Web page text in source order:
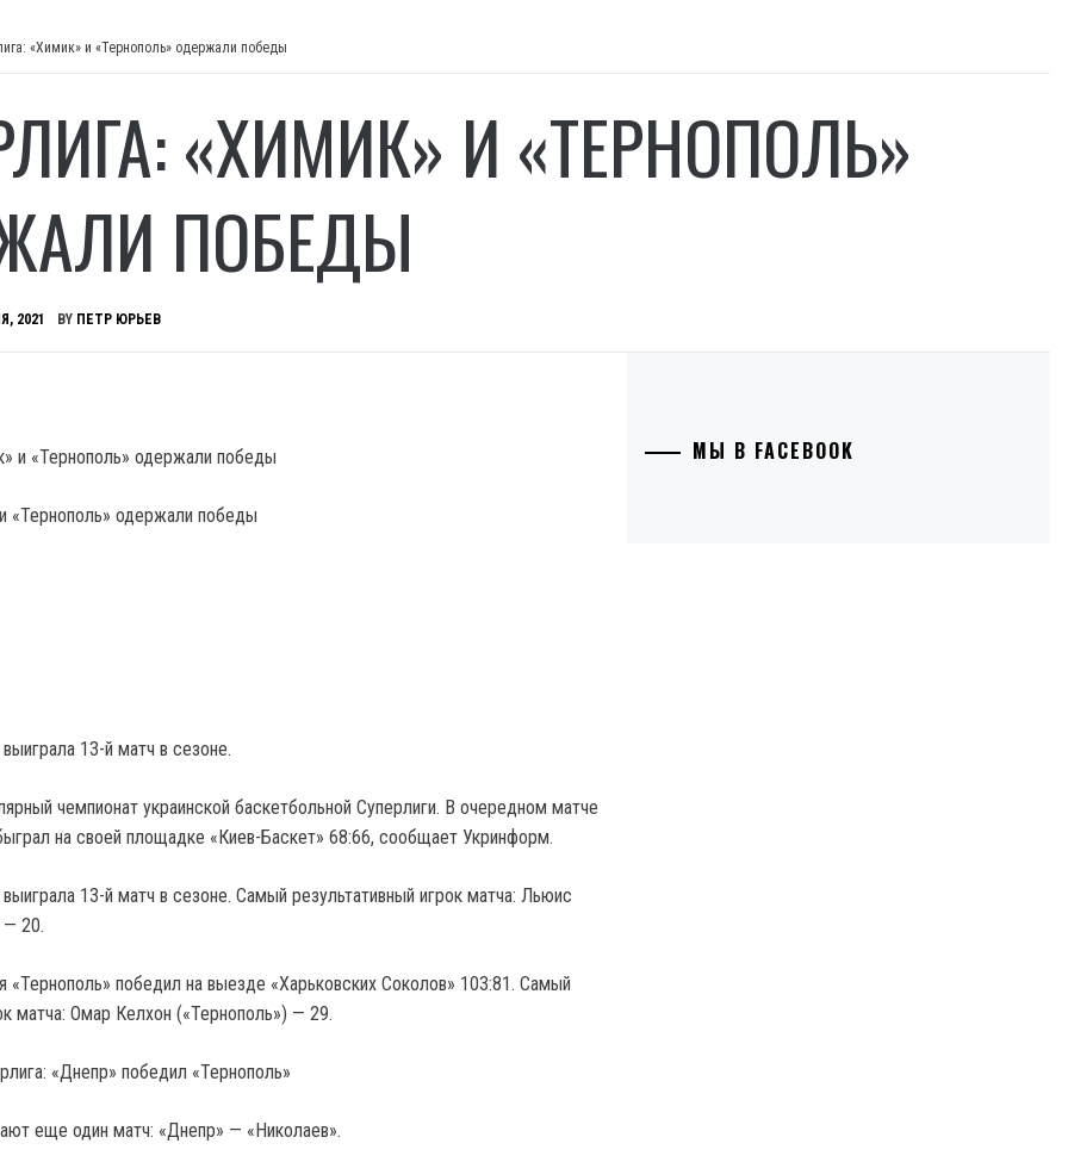
«Химик» и «Тернополь» одержали победы
«ХИМИК» И «ТЕРНОПОЛЬ»
ПОБЕДЫ
2021 BY ПЕТР ЮРЬЕВ
«Тернополь» одержали победы
13-й матч в сезоне.
чемпионат украинской баскетбольной Суперлиги. В очередном матче
на своей площадке «Киев-Баскет» 68:66, сообщает Укринформ.
13-й матч в сезоне. Самый результативный игрок матча: Льюис
— 20.
«Тернополь» победил на выезде «Харьковских Соколов» 103:81. Самый
матча: Омар Келхон («Тернополь») — 29.
«Днепр» победил «Тернополь»
еще один матч: «Днепр» — «Николаев».
МЫ В FACEBOOK